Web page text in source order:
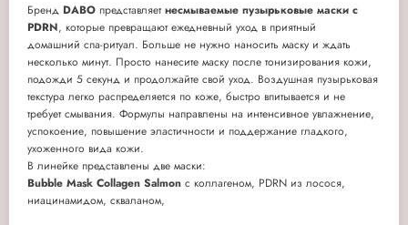
Бренд DABO представляетнесмываемые пузырьковые маски с
PDRN, которые превращают ежедневный уход в приятный
домашний спа-ритуал. Больше не нужно наносить маску и ждать
несколько минут. Просто нанесите маску после тонизирования кожи,
подожди 5 секунд и продолжайте свой уход. Воздушная пузырьковая
текстура легко распределяется по коже, быстро впитывается и не
требует смывания. Формулы направлены на интенсивное увлажнение,
успокоение, повышение эластичности и поддержание гладкого,
ухоженного вида кожи.
В линейке представлены две маски:
Bubble Mask Collagen Salmon с коллагеном, PDRN из лосося,
ниацинамидом, скваланом,